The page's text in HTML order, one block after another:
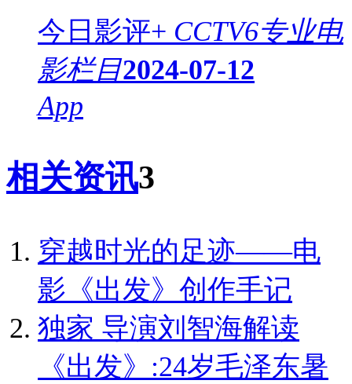
今日影评+ CCTV6专业电
影栏目2024-07-12
App
相关资讯3
穿越时光的足迹——电
影《出发》创作手记
独家 导演刘智海解读
《出发》:24岁毛泽东暑